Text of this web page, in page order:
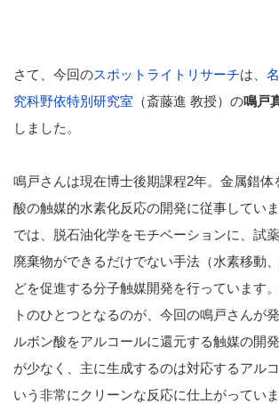
さて、今回のスポットライトリサーチは、
究科野依特別研究室 （斎藤進 教授）の鳴戸
しました。
鳴戸さんは現在博士後期課程2年。金属錯体
酸の触媒的水素化反応の開発に従事してい
では、脱石油化学をモチベーションに、試
廃棄物ができるだけでない手法（水素移動
どを促進する分子触媒開発を行っています
トのひとつとなるのが、今回の鳴戸さんが
ルボン酸をアルコールに還元する触媒の開
が少なく、主に生成するのは対応するアル
いう非常にクリーンな反応に仕上がっていま